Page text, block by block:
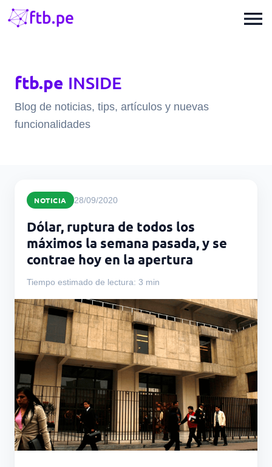
menu
ftb.pe INSIDE
Blog de noticias, tips, artículos y nuevas
funcionalidades
NOTICIA 28/09/2020
Dólar, ruptura de todos los
máximos la semana pasada, y se
contrae hoy en la apertura
Tiempo estimado de lectura: 3 min